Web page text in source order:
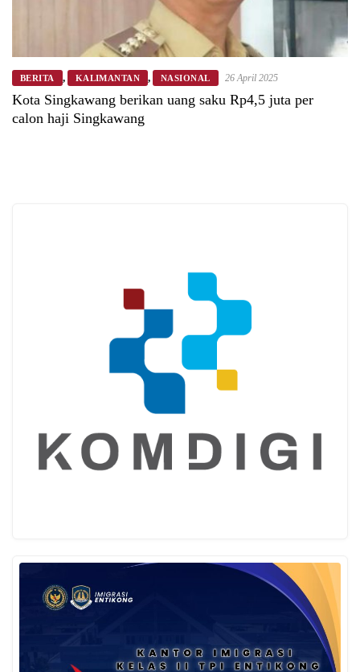
BERITA , KALIMANTAN , NASIONAL 26 April 2025
Kota Singkawang berikan uang saku Rp4,5 juta per
calon haji Singkawang